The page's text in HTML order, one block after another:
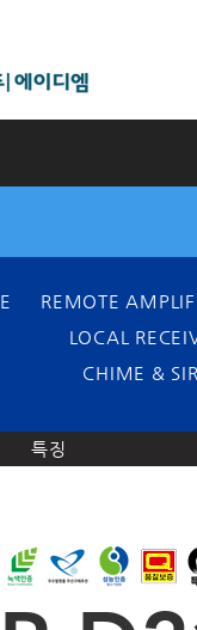
REMOTE
LOCAL
CHIME &
특징